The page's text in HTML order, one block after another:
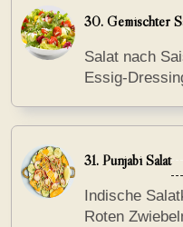
30. Gemischter
Salat nach
Essig-
31. Punjabi Salat
Indische
Roten